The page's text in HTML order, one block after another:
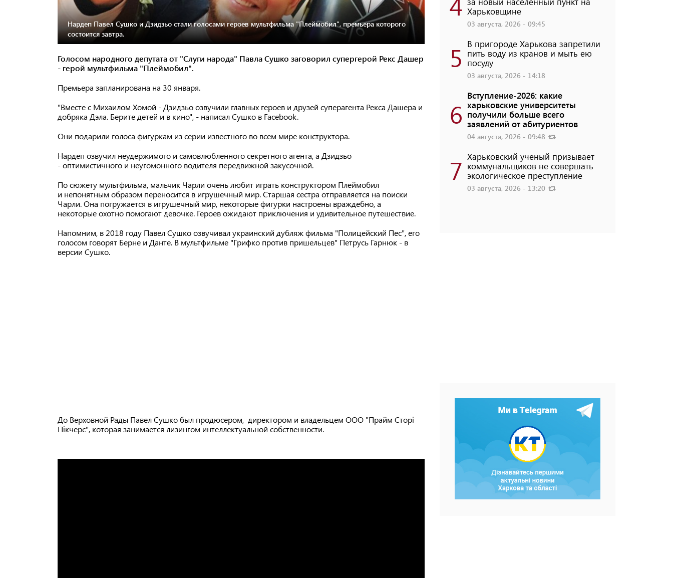
Нардеп Павел Сушко и Дзидзьо стали голосами героев мультфильма "Плеймобил", премьера которого
состоится завтра.
Голосом народного депутата от "Слуги народа" Павла Сушко заговорил супергерой Рекс Дашер
- герой мультфильма "Плеймобил".
Премьера запланирована на 30 января.
"Вместе с Михаилом Хомой - Дзидзьо озвучили главных героев и друзей суперагента Рекса Дашера и
добряка Дэла. Берите детей и в кино", - написал Сушко в Facebook.
Они подарили голоса фигуркам из серии известного во всем мире конструктора.
Нардеп озвучил неудержимого и самовлюбленного секретного агента, а Дзидзьо
- оптимистичного и неугомонного водителя передвижной закусочной.
По сюжету мультфильма, мальчик Чарли очень любит играть конструктором Плеймобил
и непонятным образом переносится в игрушечный мир. Старшая сестра отправляется на поиски
Чарли. Она погружается в игрушечный мир, некоторые фигурки настроены враждебно, а
некоторые охотно помогают девочке. Героев ожидают приключения и удивительное путешествие.
Напомним, в 2018 году Павел Сушко озвучивал украинский дубляж фильма "Полицейский Пес", его
голосом говорят Берне и Данте. В мультфильме "Грифко против пришельцев" Петрусь Гарнюк - в
версии Сушко.
До Верховной Рады Павел Сушко был продюсером, директором и владельцем ООО "Прайм Сторі
Пікчерс", которая занимается лизингом интеллектуальной собственности.
Харьковщине
03 августа, 2026 - 09:45
5 В пригороде Харькова запретили
пить воду из кранов и мыть ею
посуду
03 августа, 2026 - 14:18
6
Вступление-2026: какие
харьковские университеты
получили больше всего
заявлений от абитуриентов
04 августа, 2026 - 09:48
7 Харьковский ученый призывает
коммунальщиков не совершать
экологическое преступление
03 августа, 2026 - 13:20